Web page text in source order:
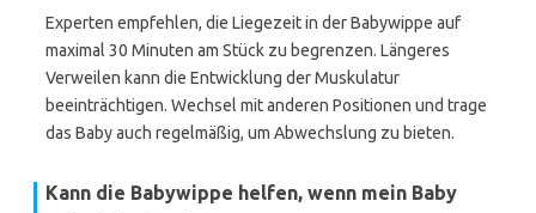
Experten empfehlen, die Liegezeit in der Babywippe auf
maximal 30 Minuten am Stück zu begrenzen. Längeres
Verweilen kann die Entwicklung der Muskulatur
beeinträchtigen. Wechsel mit anderen Positionen und trage
das Baby auch regelmäßig, um Abwechslung zu bieten.
Kann die Babywippe helfen, wenn mein Baby